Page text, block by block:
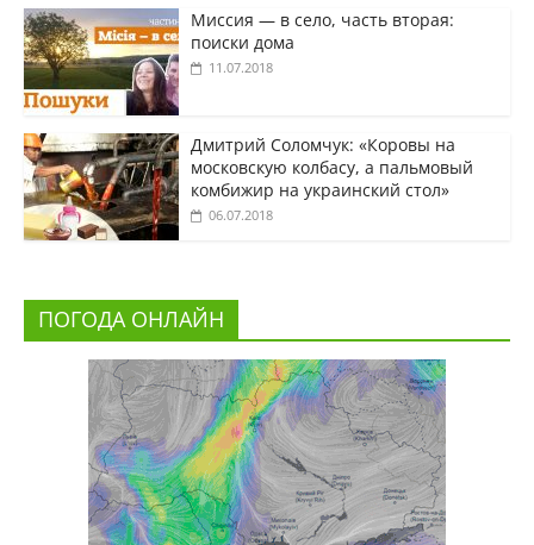
Миссия — в село, часть вторая:
поиски дома
11.07.2018
Дмитрий Соломчук: «Коровы на
московскую колбасу, а пальмовый
комбижир на украинский стол»
06.07.2018
ПОГОДА ОНЛАЙН